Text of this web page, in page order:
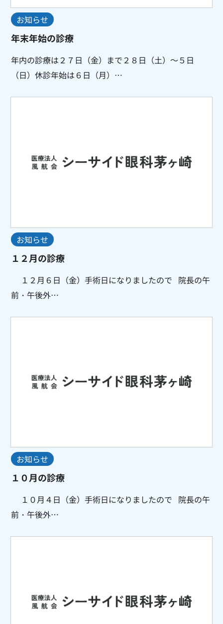
お知らせ
年末年始の診療
年内の診療は２７日（金）まで２８日（土）～５日
（日）休診年始は６日（月）…
お知らせ
１２月の診療
１２月６日（金）手術日になりましたので 院長の午
前・午後外…
お知らせ
１０月の診療
１０月４日（金）手術日になりましたので 院長の午
前・午後外…